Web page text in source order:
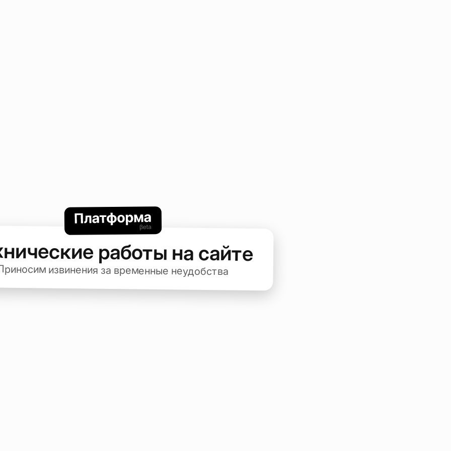
работы на сайте
извинения за временные неудобства